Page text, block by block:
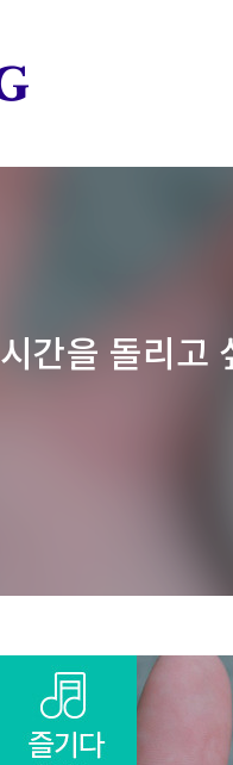
시간을 돌리고